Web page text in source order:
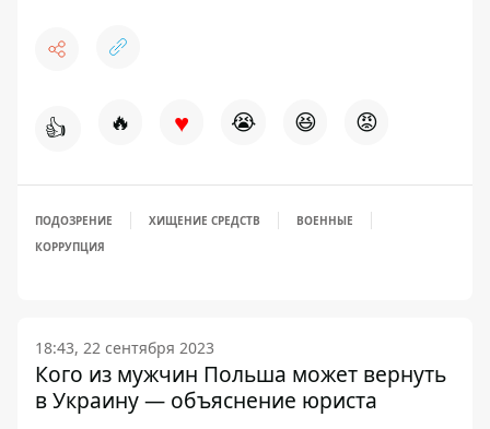
👍 🔥 ♥ 😭 😆 😡
ПОДОЗРЕНИЕ ХИЩЕНИЕ СРЕДСТВ
ВОЕННЫЕ
КОРРУПЦИЯ
18:43, 22 сентября 2023
Кого из мужчин Польша может вернуть
в Украину — объяснение юриста